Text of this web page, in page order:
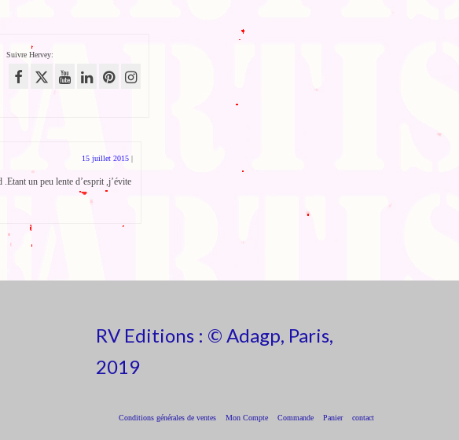
Suivre Hervey:
15 juillet 2015 |
un peu lente d’esprit ,j’évite
RV Editions : © Adagp, Paris,
2019
Conditions générales de ventes Mon Compte Commande Panier contact